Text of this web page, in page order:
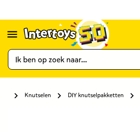
Knutselen DIY knutselpakketten